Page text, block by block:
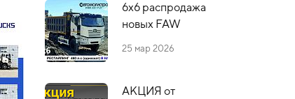
6х6 распродажа
новых FAW
25 мар 2026
АКЦИЯ от